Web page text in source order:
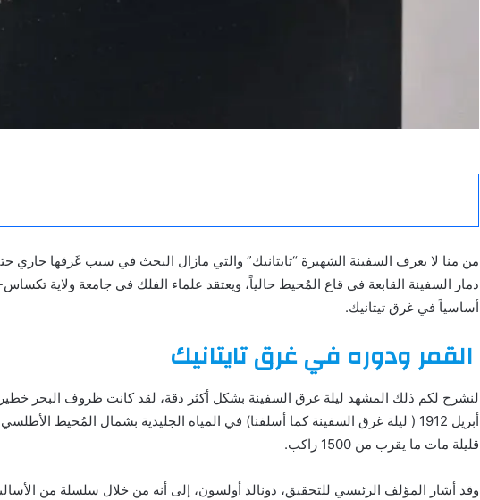
من منا لا يعرف السفينة الشهيرة “تايتانيك” والتي مازال البحث في سبب غَرقها جاري
دمار السفينة القابعة في قاع المُحيط حالياً، ويعتقد علماء الفلك في جامعة ولاية
أساسياً في غرق تيتانيك.
القمر ودوره في غرق تايتانيك
أبريل 1912 ( ليلة غرق السفينة كما أسلفنا) في المياه الجليدية بشمال
قليلة مات ما يقرب من 1500 راكب.